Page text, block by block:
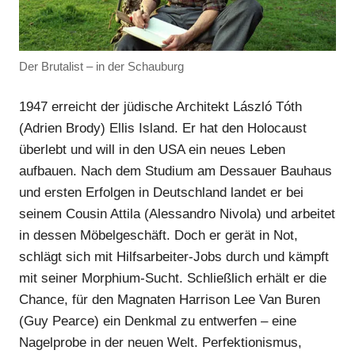
Anzeige
Anzeige
Der Brutalist – in der Schauburg
1947 erreicht der jüdische Architekt László Tóth
(Adrien Brody) Ellis Island. Er hat den Holocaust
überlebt und will in den USA ein neues Leben
aufbauen. Nach dem Studium am Dessauer Bauhaus
und ersten Erfolgen in Deutschland landet er bei
seinem Cousin Attila (Alessandro Nivola) und arbeitet
in dessen Möbelgeschäft. Doch er gerät in Not,
schlägt sich mit Hilfsarbeiter-Jobs durch und kämpft
mit seiner Morphium-Sucht. Schließlich erhält er die
Chance, für den Magnaten Harrison Lee Van Buren
(Guy Pearce) ein Denkmal zu entwerfen – eine
Nagelprobe in der neuen Welt. Perfektionismus,